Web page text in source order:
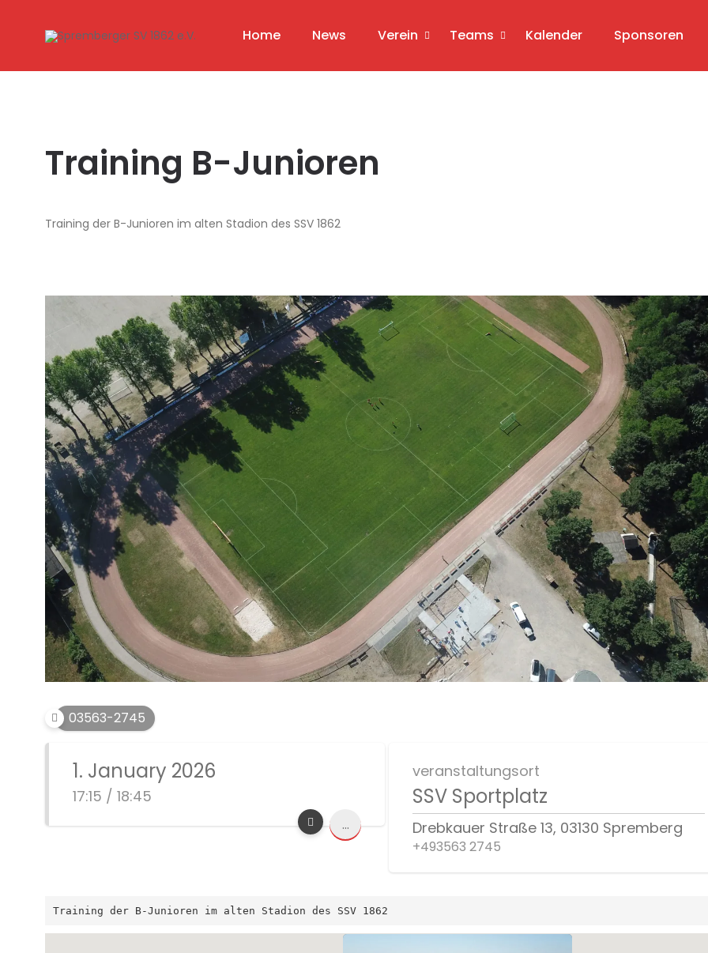
Home News Verein Teams Kalender Sponsoren
Training B-Junioren
Training der B-Junioren im alten Stadion des SSV 1862
03563-2745
1. January 2026
17:15 / 18:45
...
veranstaltungsort
SSV Sportplatz
Drebkauer Straße 13, 03130 Spremberg
+493563 2745
Training der B-Junioren im alten Stadion des SSV 1862